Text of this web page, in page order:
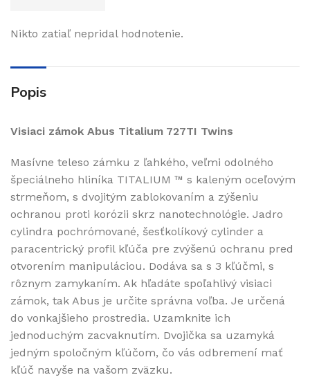
Nikto zatiaľ nepridal hodnotenie.
Popis
Visiaci zámok Abus Titalium 727TI Twins
Masívne teleso zámku z ľahkého, veľmi odolného
špeciálneho hliníka TITALIUM ™ s kaleným oceľovým
strmeňom, s dvojitým zablokovaním a zýšeniu
ochranou proti korózii skrz nanotechnológie. Jadro
cylindra pochrómované, šesťkolíkový cylinder a
paracentrický profil kľúča pre zvýšenú ochranu pred
otvorením manipuláciou. Dodáva sa s 3 kľúčmi, s
rôznym zamykaním. Ak hľadáte spoľahlivý visiaci
zámok, tak Abus je určite správna voľba. Je určená
do vonkajšieho prostredia. Uzamknite ich
jednoduchým zacvaknutím. Dvojička sa uzamyká
jedným spoločným kľúčom, čo vás odbremení mať
kľúč navyše na vašom zväzku.